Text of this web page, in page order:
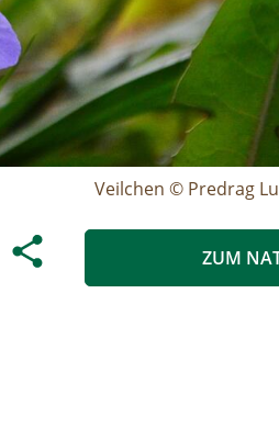
Veilchen © Predrag
ZUM